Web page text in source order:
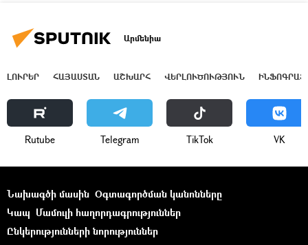
Արմենիա
ԼՈՒՐԵՐ ՀԱՅԱՍՏԱՆ ԱՇԽԱՐՀ ՎԵՐԼՈՒԾՈՒԹՅՈՒՆ
Rutube Telegram ТikТоk VK
Նախագծի մասին Օգտագործման կանոնները
Կապ Մամուլի հաղորդագրություններ
Ընկերությունների նորություններ